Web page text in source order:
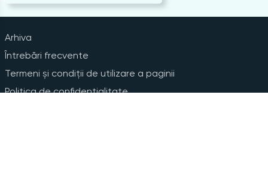
Arhiva
Întrebări frecvente
Termeni și condiții de utilizare a paginii
Politica de confidențialitate